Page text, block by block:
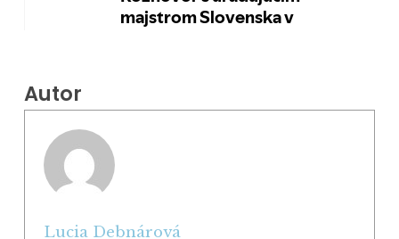
Autor
Lucia Debnárová